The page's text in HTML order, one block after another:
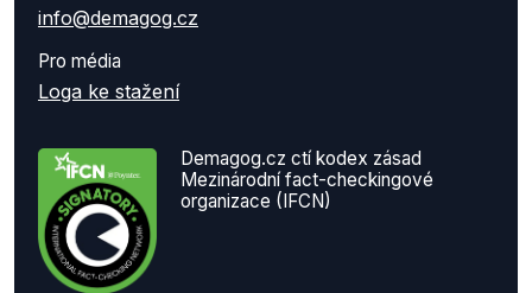
info@demagog.cz
Pro média
Loga ke stažení
Demagog.cz ctí kodex zásad
Mezinárodní fact-checkingové
organizace (IFCN)